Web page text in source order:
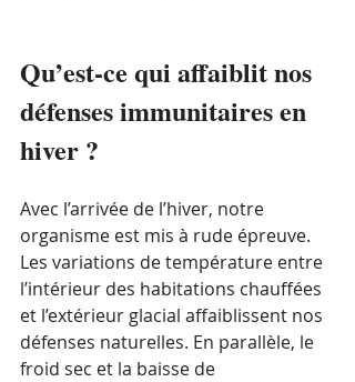
Qu’est-ce qui affaiblit nos
défenses immunitaires en
hiver ?
Avec l’arrivée de l’hiver, notre
organisme est mis à rude épreuve.
Les variations de température entre
l’intérieur des habitations chauffées
et l’extérieur glacial affaiblissent nos
défenses naturelles. En parallèle, le
froid sec et la baisse de